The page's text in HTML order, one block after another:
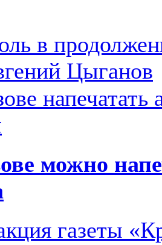
в
Цыганов
можно
газеты